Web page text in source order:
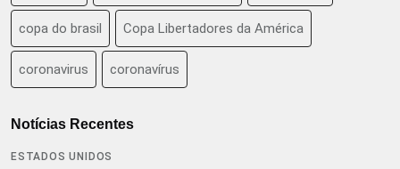
copa do brasil Copa Libertadores da América
coronavirus coronavírus
Notícias Recentes
ESTADOS UNIDOS